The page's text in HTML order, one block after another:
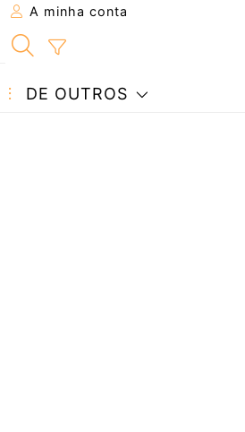
A minha conta
DE OUTROS